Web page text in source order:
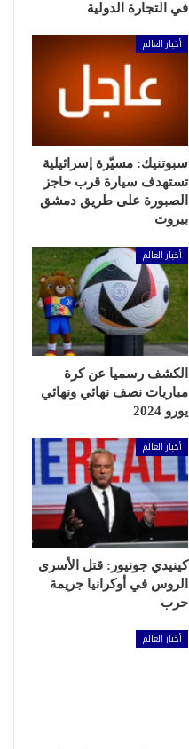
في التجارة الدولية
أخبار العالم
سبوتنيك: مسيّرة إسرائيلية
تستهدف سيارة قرب حاجز
الصبورة على طريق دمشق
بيروت
أخبار العالم
الكشف رسميا عن كرة
مباريات نصف نهائي ونهائي
يورو 2024
أخبار العالم
كينيدي جونيور: قتل الأسرى
الروس في أوكرانيا جريمة
حرب
أخبار العالم